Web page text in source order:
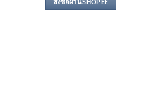
สั่งซื้อผ่าน SHOPEE